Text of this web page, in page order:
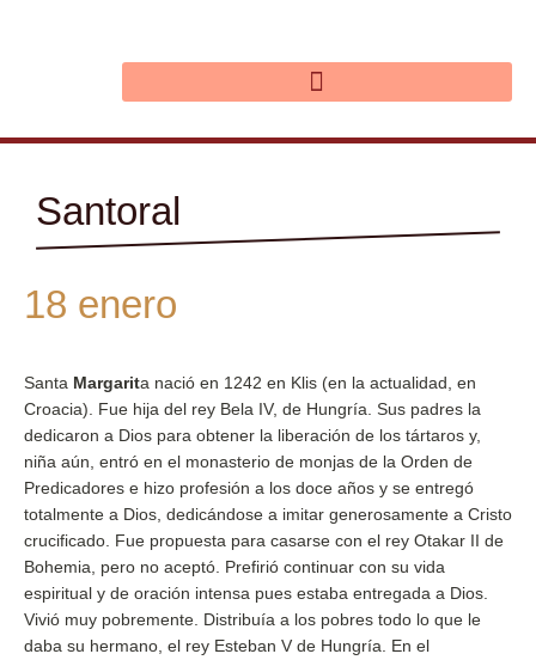
Santoral
18 enero
Santa Margarita nació en 1242 en Klis (en la actualidad, en
Croacia). Fue hija del rey Bela IV, de Hungría. Sus padres la
dedicaron a Dios para obtener la liberación de los tártaros y,
niña aún, entró en el monasterio de monjas de la Orden de
Predicadores e hizo profesión a los doce años y se entregó
totalmente a Dios, dedicándose a imitar generosamente a Cristo
crucificado. Fue propuesta para casarse con el rey Otakar II de
Bohemia, pero no aceptó. Prefirió continuar con su vida
espiritual y de oración intensa pues estaba entregada a Dios.
Vivió muy pobremente. Distribuía a los pobres todo lo que le
daba su hermano, el rey Esteban V de Hungría. En el